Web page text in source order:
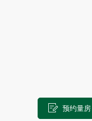
预约量房